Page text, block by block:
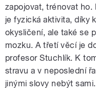
zapojovat, trénovat ho.
je fyzická aktivita, díky
okysličení, ale také se
mozku. A třetí věcí je
profesor Stuchlík. K
stravu a v neposlední
jinými slovy nebýt sami.